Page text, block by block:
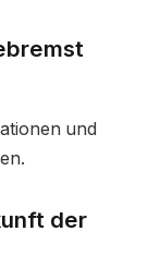
und
der